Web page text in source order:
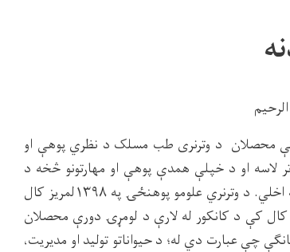
کې محصلان د وترنری طب مسلک د نظري پوهې او
تر لاسه او د خپلې همدې پوهې او مهارتونو څخه د
حیواناتو د روغتیا، تولیداتو او د عامې روغتیا په ساتنه کې ګټه اخلي. د وترنري علومو پوهنځۍ په ۱۳۹۸لمریز کال
پوهنتون په چوکاټ کې منظور او په ۱۳۹۹لمریز کال کې د کانکور له لارې د لومړۍ دورې محصلان
عبارت دي له؛ د حیواناتو تولید او مدیریت،